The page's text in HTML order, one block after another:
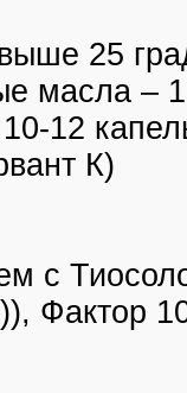
25
масла –
12
К)
с
Фактор